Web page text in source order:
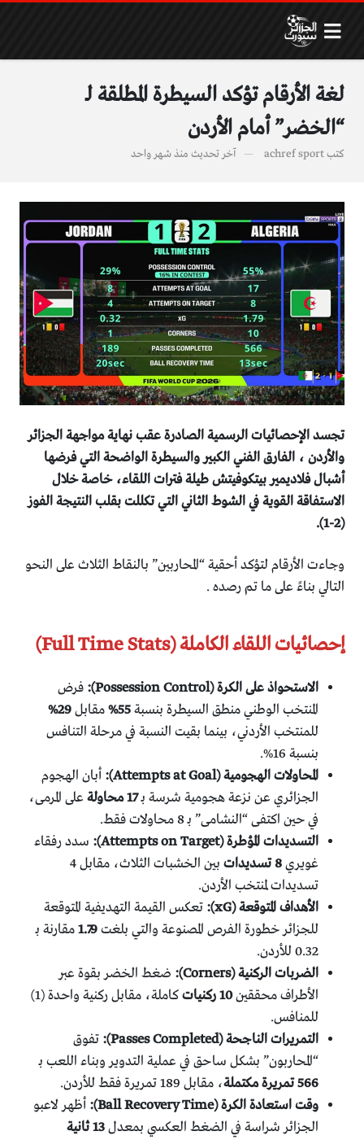
لغة الأرقام تؤكد السيطرة المطلقة لـ
“الخضر” أمام الأردن
كتبachref sport آخر تحديث منذ شهر واحد
تجسد الإحصائيات الرسمية الصادرة عقب نهاية مواجهة الجزائر
والأردن ، الفارق الفني الكبير والسيطرة الواضحة التي فرضها
أشبال فلاديمير بيتكوفيتش طيلة فترات اللقاء، خاصة خلال
الاستفاقة القوية في الشوط الثاني التي تكللت بقلب النتيجة الفوز
(2-1).
​وجاءت الأرقام لتؤكد أحقية “المحاربين” بالنقاط الثلاث على النحو
التالي بناءً على ما تم رصده .
​إحصائيات اللقاء الكاملة (Full Time Stats)
الاستحواذ على الكرة (Possession Control):
فرض
المنتخب الوطني منطق السيطرة بنسبة55% مقابل29%
للمنتخب الأردني، بينما بقيت النسبة في مرحلة التنافس
بنسبة 16%.
المحاولات الهجومية (Attempts at Goal):
أبان الهجوم
الجزائري عن نزعة هجومية شرسة بـ17 محاولة
على المرمى،
في حين اكتفى “النشامى” بـ 8 محاولات فقط.
التسديدات المؤطرة (Attempts on Target):
سدد رفقاء
غويري8 تسديدات
بين الخشبات الثلاث، مقابل 4
تسديدات لمنتخب الأردن.
الأهداف المتوقعة (xG):
تعكس القيمة التهديفية المتوقعة
للجزائر خطورة الفرص المصنوعة والتي بلغت1.79مقارنة بـ
0.32 للأردن.
الضربات الركنية (Corners):
ضغط الخضر بقوة عبر
الأطراف محققين10 ركنيات
كاملة، مقابل ركنية واحدة (1)
للمنافس.
التمريرات الناجحة (Passes Completed):
تفوق
“المحاربون” بشكل ساحق في عملية التدوير وبناء اللعب بـ
566 تمريرة مكتملة
، مقابل 189 تمريرة فقط للأردن.
وقت استعادة الكرة (Ball Recovery Time):
أظهر لاعبو
الجزائر شراسة في الضغط العكسي بمعدل13 ثانية